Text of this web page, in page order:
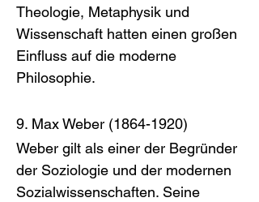
Theologie, Metaphysik und
Wissenschaft hatten einen großen
Einfluss auf die moderne
Philosophie.
9. Max Weber (1864-1920)
Weber gilt als einer der Begründer
der Soziologie und der modernen
Sozialwissenschaften. Seine